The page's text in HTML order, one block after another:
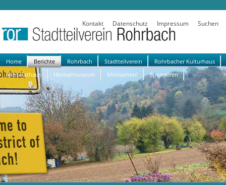
Kontakt Datenschutz Impressum Suchen
Navigation
überspringen
Home Berichte Rohrbach Stadtteilverein
Rohrbacher Kulturhaus
Altes Rathaus
Heimatmuseum Mitmachen! Sponsoren